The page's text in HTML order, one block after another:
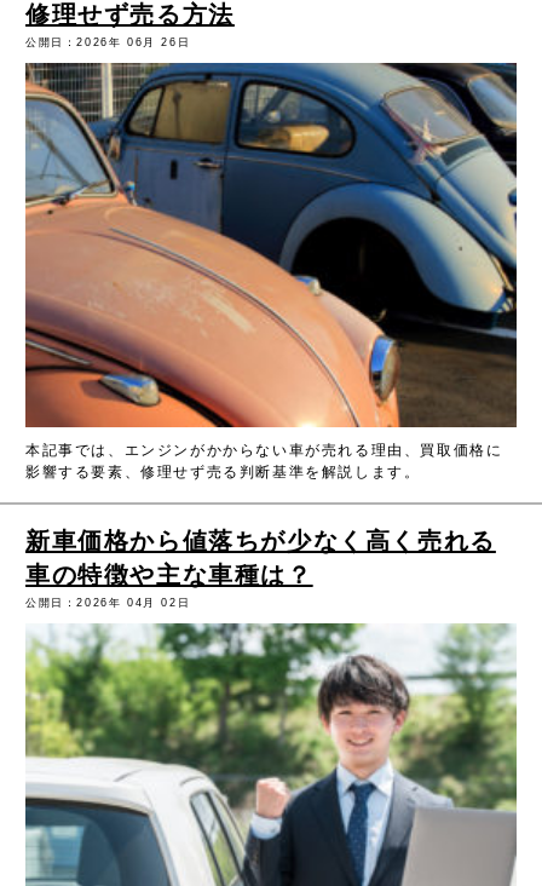
修理せず売る方法
公開日：2026年 06月 26日
本記事では、エンジンがかからない車が売れる理由、買取価格に
影響する要素、修理せず売る判断基準を解説します。
新車価格から値落ちが少なく高く売れる
車の特徴や主な車種は？
公開日：2026年 04月 02日